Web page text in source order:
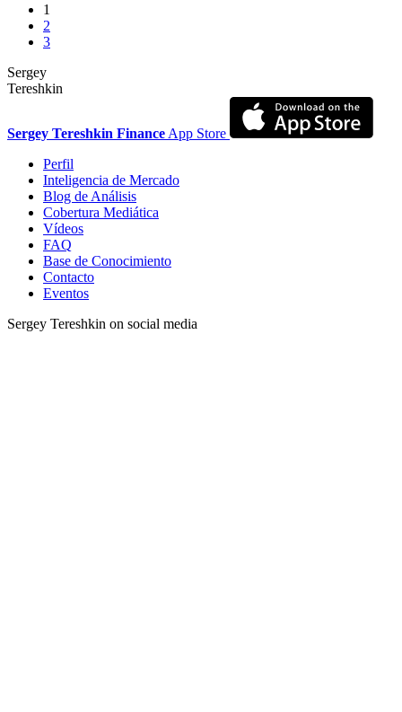
1
2
3
Sergey
Tereshkin
Sergey Tereshkin Finance App Store
Perfil
Inteligencia de Mercado
Blog de Análisis
Cobertura Mediática
Vídeos
FAQ
Base de Conocimiento
Contacto
Eventos
Sergey Tereshkin on social media